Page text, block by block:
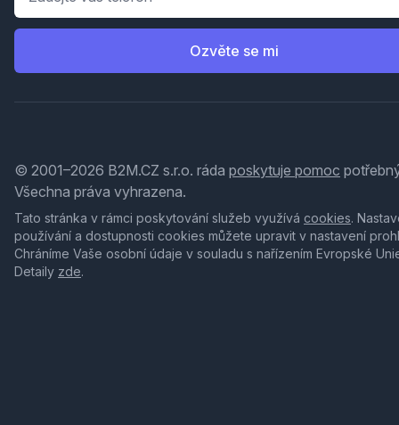
Ozvěte se mi
© 2001–2026 B2M.CZ s.r.o. ráda poskytuje pomoc
Všechna práva vyhrazena.
Tato stránka v rámci poskytování služeb využívá cookies.
používání a dostupnosti cookies můžete upravit v nastavení
Chráníme Vaše osobní údaje v souladu s nařízením Evropské
Detaily zde.